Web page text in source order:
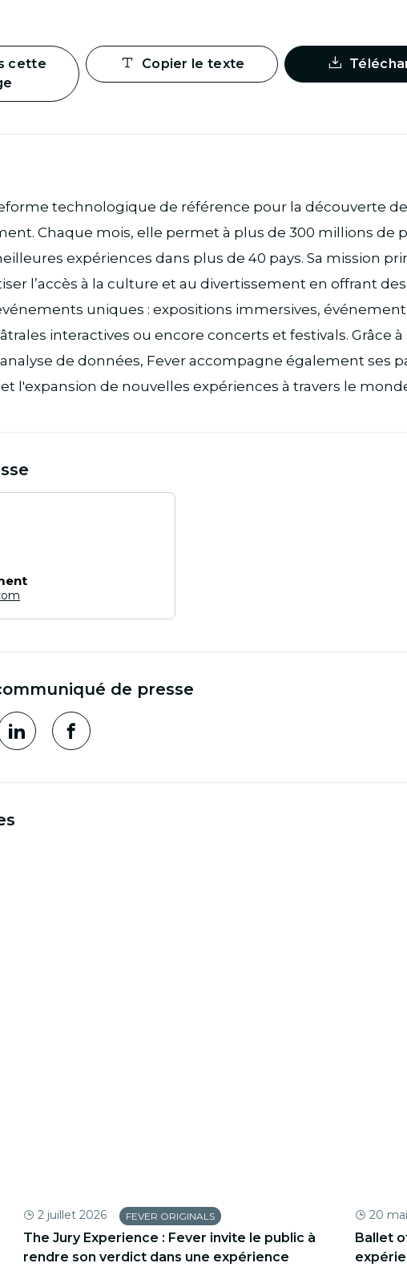
cette
Copier le texte
technologique de référence pour la découverte
Chaque mois, elle permet à plus de 300 millions de
expériences dans plus de 40 pays. Sa mission
l’accès à la culture et au divertissement en offrant des
uniques : expositions immersives,
interactives ou encore concerts et festivals. Grâce à
de données, Fever accompagne également ses
l'expansion de nouvelles expériences à travers le
de presse
2 juillet 2026 FEVER ORIGINALS
The Jury Experience : Fever invite le public à
rendre son verdict dans une expérience
20
Ballet